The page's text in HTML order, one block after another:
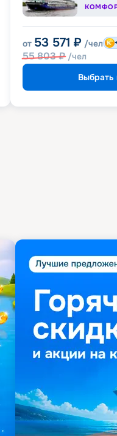
от 53 571 ₽ /чел
55 803₽ /чел
Выбрать